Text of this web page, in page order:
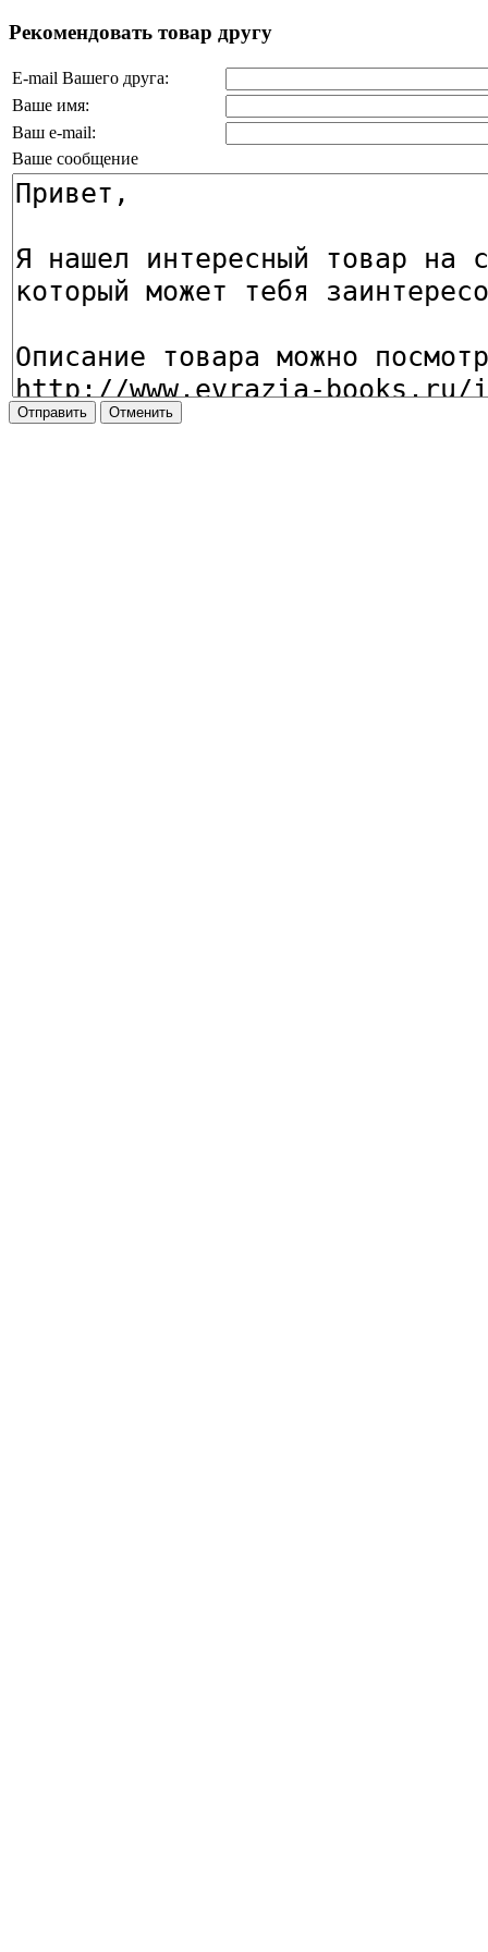
Рекомендовать товар другу
E-mail Вашего друга:
Ваше имя:
Ваш e-mail:
Ваше сообщение